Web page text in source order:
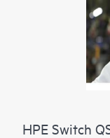
HPE Switch